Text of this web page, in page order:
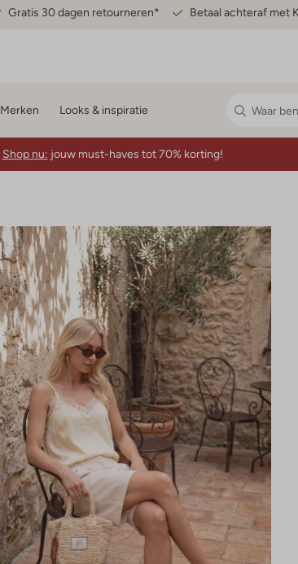
Gratis 30 dagen retourneren* Betaal achteraf met
Merken Looks & inspiratie
Shop nu: jouw must-haves tot 70% korting!